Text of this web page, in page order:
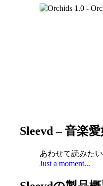
Sleevd – 音楽
あわせて読みたい
Just a moment...